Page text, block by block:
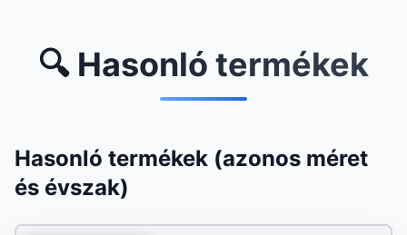
🔍 Hasonló termékek
Hasonló termékek (azonos méret
és évszak)